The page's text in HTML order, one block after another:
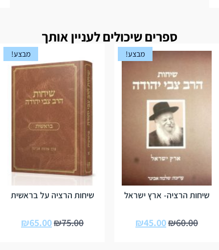
ספרים שיכולים לעניין אותך
מבצע!
שיחות הרציה- ארץ ישראל
₪60.00
₪45.00
מבצע!
שיחות הרציה על בראשית
₪75.00
₪65.00